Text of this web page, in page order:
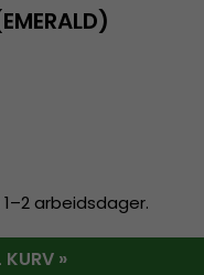
arbeidsdager.
KURV »